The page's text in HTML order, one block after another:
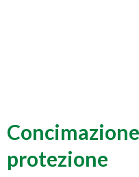
protezione